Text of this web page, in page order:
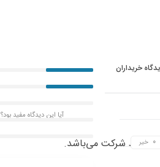
خریداران
توسط شرکت می‌باشد.
آیا این دیدگاه مفید بود؟
خیر